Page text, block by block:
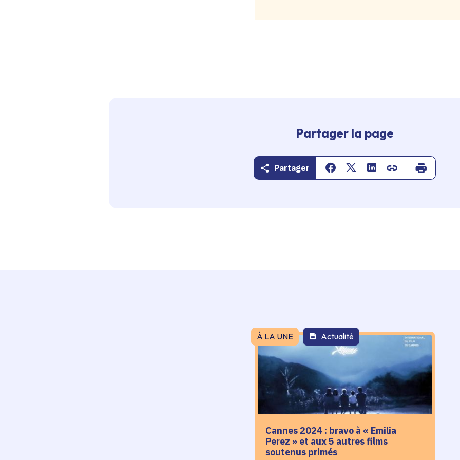
Partager la page
Partager Partager sur Facebook
Partager sur Twitter
Partager sur Linkedin
Copier dans le
Imprimer
À LA UNE Actualité
Cannes 2024 : bravo à « Emilia
Perez » et aux 5 autres films
soutenus primés